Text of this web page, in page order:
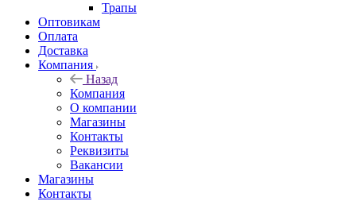
Трапы
Оптовикам
Оплата
Доставка
Компания
Назад
Компания
О компании
Магазины
Контакты
Реквизиты
Вакансии
Магазины
Контакты